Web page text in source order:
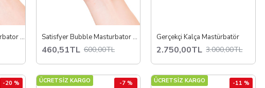
Satisfyer Crunchy Masturbator Egg – Elastik Mastürbatör Yumurta, Pütürlü İç Doku, Skin‑Like Elastomer, Kaygan İç Yüzey, Tek Beden, Taşınabilir ve Gizli Tasarım Satisfyer Bubble Masturbator Egg – Elastik Yumurta Mastürbatör, Kabarcıklı İç Doku, Skin‑Like Elastomer, Kaygan İç Yüzey, Tek Beden, Taşınabilir ve Gizli Tasarım
460,51TL 600,00TL
Gerçekçi Kalça Mastürbatör
2.750,00TL 3.000,00TL
-20 % ÜCRETSİZ KARGO -7 % ÜCRETSİZ KARGO -11 %